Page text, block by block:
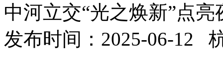
中河立交“光之焕新”点亮
发布时间：2025-06-12